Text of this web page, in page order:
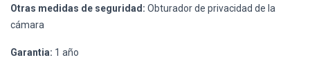
Otras medidas de seguridad: Obturador de privacidad de la
cámara
Garantia: 1 año